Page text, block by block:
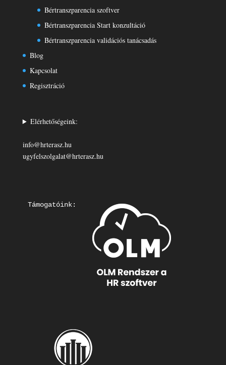
Bértranszparencia szoftver
Bértranszparencia Start konzultáció
Bértranszparencia validációs tanácsadás
Blog
Kapcsolat
Regisztráció
Elérhetőségeink:
info@hrterasz.hu
ugyfelszolgalat@hrterasz.hu
Támogatóink: